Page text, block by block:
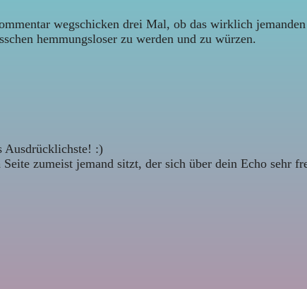
wegschicken drei Mal, ob das wirklich
hemmungsloser zu werden und zu würzen.
Ausdrücklichste! :)
zumeist jemand sitzt, der sich über dein Echo sehr